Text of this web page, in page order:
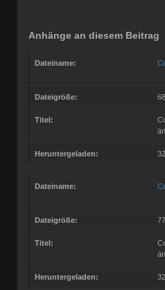
Anhänge an diesem Beitrag
Dateiname:
Dateigröße:
Titel:
Heruntergeladen:
Dateiname:
Dateigröße:
Titel:
Heruntergeladen: